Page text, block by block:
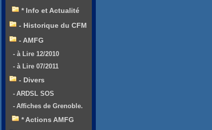
* Info et Actualité
- Historique du CFM
- AMFG
- à Lire 12/2010
- à Lire 07/2011
- Divers
- ARDSL SOS
- Affiches de Grenoble.
* Actions AMFG